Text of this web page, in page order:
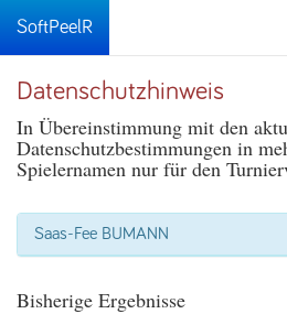
SoftPeelR
Datenschutzhinweis
In Übereinstimmung mit den
Datenschutzbestimmungen in
Spielernamen nur für den
Saas-Fee BUMANN
Bisherige Ergebnisse